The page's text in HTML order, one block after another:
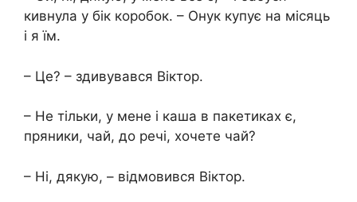
кивнула у бік коробок. – Онук купує на місяць
і я їм.
– Це? – здивувався Віктор.
– Не тільки, у мене і каша в пакетиках є,
пряники, чай, до речі, хочете чай?
– Ні, дякую, – відмовився Віктор.